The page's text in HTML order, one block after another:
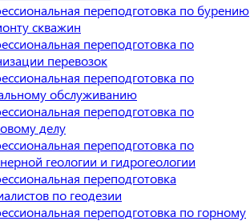
переподготовка по бурению
скважин
переподготовка по
перевозок
переподготовка по
обслуживанию
переподготовка по
делу
переподготовка по
геологии и гидрогеологии
переподготовка
по геодезии
переподготовка по горному